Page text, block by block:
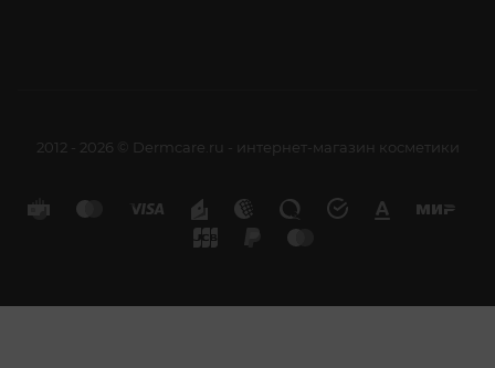
2012 - 2026 © Dermcare.ru - интернет-магазин косметики